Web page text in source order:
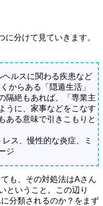
分けて見ていきます。
ヘルスに関わる疾患など
からある「隠遁生活」
隔絶もあれば、「専業主
うに、家事などをこなす
ある意味で引きこもりと
ス、慢性的な炎症、ミ
ジ
も、その対処法はAさん
ということ。この辺り
分類されるのか？をまず